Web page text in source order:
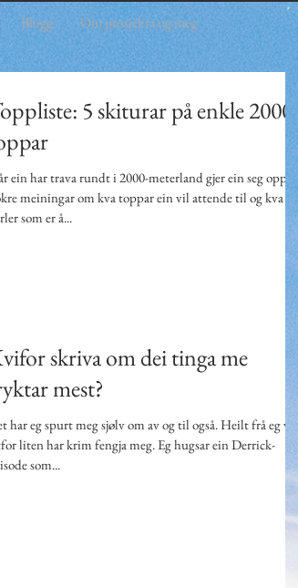
Blogg Om prosjekta og meg
5 skiturar på enkle 2000-
ein har trava rundt i 2000-meterland gjer ein seg opp
meiningar om kva toppar ein vil attende til og kva
som er å...
skriva om dei tinga me
mest?
har eg spurt meg sjølv om av og til også. Heilt frå eg var
liten har krim fengja meg. Eg hugsar ein Derrick-
som...